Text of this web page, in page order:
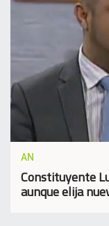
AN
Constituyente
aunque elija